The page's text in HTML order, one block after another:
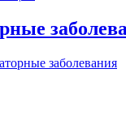
заболевания